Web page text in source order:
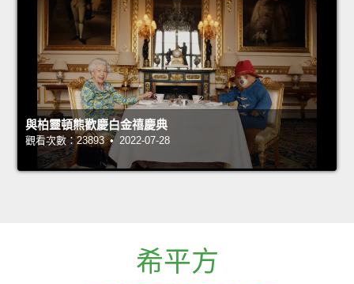
與柏靈頓熊歡慶白金禧慶典
觀看次數：23893 • 2022-07-28
希平方